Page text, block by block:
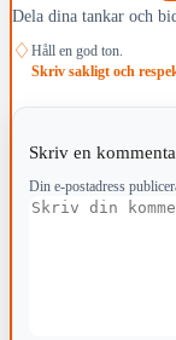
Dela dina tankar och
♢ Håll en god ton.
Skriv sakligt och
Skriv en
Din e-postadress
Kommentar